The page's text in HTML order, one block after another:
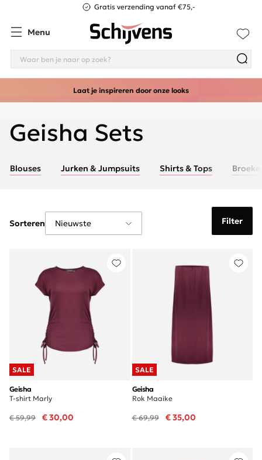
Gratis verzending vanaf €75,-
Menu
Laat je inspireren door onze looks
Geisha Sets
Blouses Jurken & Jumpsuits Shirts & Tops
Filter
Sorteren
SALE
Geisha
T-shirt Marly
€ 59,99 € 30,00
SALE
Geisha
Rok Maaike
€ 69,99 € 35,00